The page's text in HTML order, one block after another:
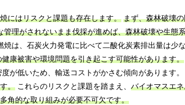
にはリスクと課題も存在します。 まず、森林破壊
管理がされないまま伐採が進めば、森林破壊や生態
焼は、石炭火力発電に比べて二酸化炭素排出量は少
健康被害や環境問題を引き起こす可能性があります。
が低いため、輸送コストがかさむ傾向があります。
。 これらのリスクと課題を踏まえ、 バイオマスエ
角的な取り組みが必要不可欠です。